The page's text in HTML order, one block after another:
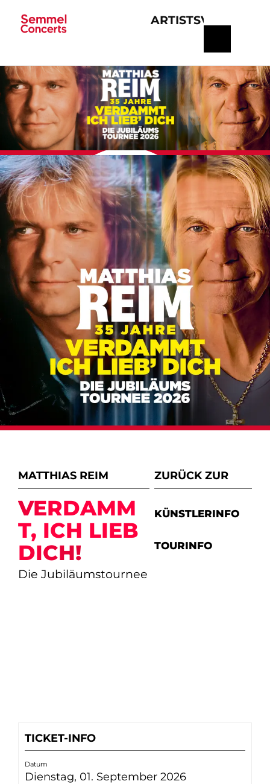
ARTISTS
MATTHIAS REIM
VERDAMM
T, ICH LIEB
DICH!
Die Jubiläumstournee
ZURÜCK ZUR
KÜNSTLERINFO
TOURINFO
TICKET-INFO
Datum
Dienstag, 01. September 2026